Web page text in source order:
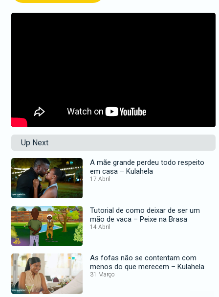
Up Next
A mãe grande perdeu todo respeito
em casa – Kulahela
17 Abril
Tutorial de como deixar de ser um
mão de vaca – Peixe na Brasa
14 Abril
As fofas não se contentam com
menos do que merecem – Kulahela
31 Março